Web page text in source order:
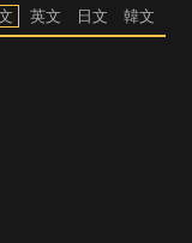
英文 日文 韓文